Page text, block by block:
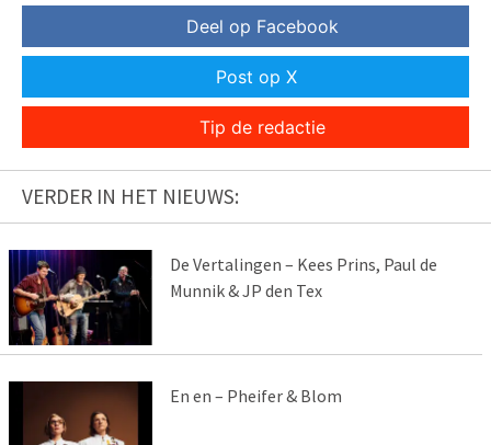
Deel op Facebook
Post op X
Tip de redactie
VERDER IN HET NIEUWS:
De Vertalingen – Kees Prins, Paul de
Munnik & JP den Tex
En en – Pheifer & Blom